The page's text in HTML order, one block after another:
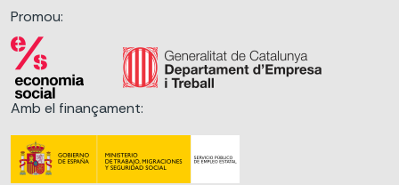
Promou:
Amb el finançament: